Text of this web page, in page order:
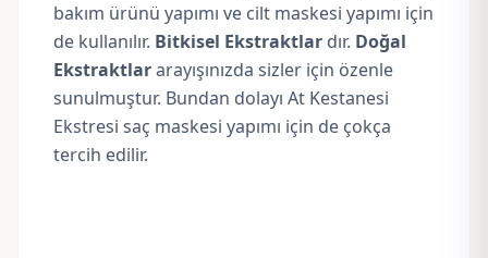
bakım ürünü yapımı ve cilt maskesi yapımı için
de kullanılır. Bitkisel Ekstraktlar dır. Doğal
Ekstraktlararayışınızda sizler için özenle
sunulmuştur. Bundan dolayı At Kestanesi
Ekstresi saç maskesi yapımı için de çokça
tercih edilir.